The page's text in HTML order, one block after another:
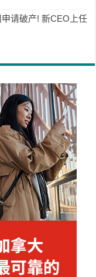
请破产! 新CEO上任